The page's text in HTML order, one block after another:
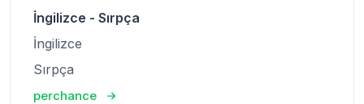
İngilizce - Sırpça
İngilizce
Sırpça
perchance